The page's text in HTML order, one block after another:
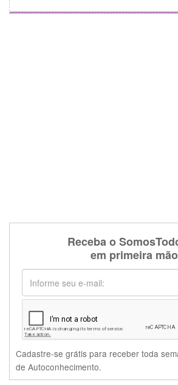
Receba o
em primeira
Cadastre-se grátis para receber toda
de Autoconhecimento.